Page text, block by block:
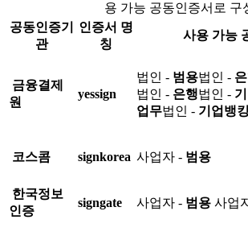
용 가능 공동인증서로 구
공동인증기
관
인증서 명
칭
사용 가능
금융결제
원
yessign
법인 - 범용법인 -
법인 - 은행법인 -
업무법인 - 기업뱅킹
코스콤 signkorea 사업자 - 범용
한국정보
인증
signgate 사업자 - 범용 사업